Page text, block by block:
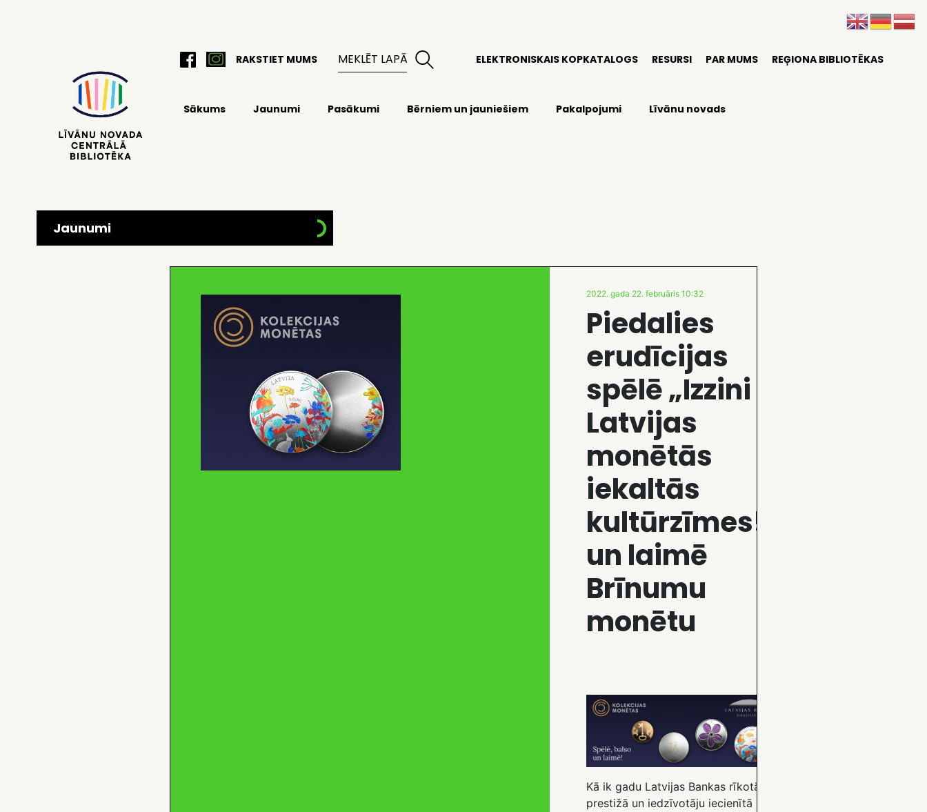
RAKSTIET MUMS ELEKTRONISKAIS KOPKATALOGS RESURSI PAR MUMS REĢIONA BIBLIOTĒKAS
Sākums Jaunumi Pasākumi Bērniem un jauniešiem Pakalpojumi Līvānu novads
Jaunumi
2022. gada 22. februāris 10:32
Piedalies
erudīcijas
spēlē „Izzini
Latvijas
monētās
iekaltās
kultūrzīmes!”
un laimē
Brīnumu
monētu
Kā ik gadu Latvijas Bankas rīkotā
prestižā un iedzīvotāju iecienītā